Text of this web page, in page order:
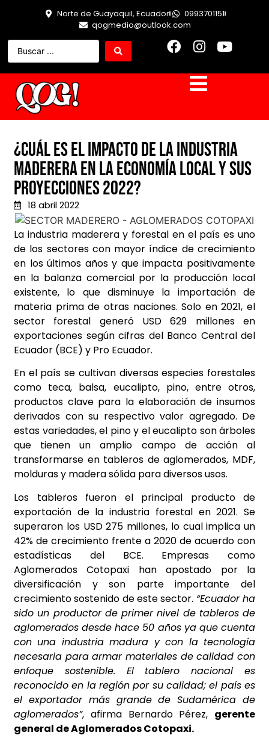
Norte de Guayaquil, Ecuador
0993701151
qogmedio@outlook.com
¿Cuál es el impacto de la industria
maderera en la economía local y sus
proyecciones 2022?
18 abril 2022
La industria maderera y forestal en el país es uno
de los sectores con mayor índice de crecimiento
en los últimos años y que impacta positivamente
en la balanza comercial por la producción local
existente, lo que disminuye la importación de
materia prima de otras naciones. Solo en 2021, el
sector forestal generó USD 629 millones en
exportaciones según cifras del Banco Central del
Ecuador (BCE) y Pro Ecuador.
En el país se cultivan diversas especies forestales
como teca, balsa, eucalipto, pino, entre otros,
productos clave para la elaboración de insumos
derivados con su respectivo valor agregado. De
estas variedades, el pino y el eucalipto son árboles
que tienen un amplio campo de acción al
transformarse en tableros de aglomerados, MDF,
molduras y madera sólida para diversos usos.
Los tableros fueron el principal producto de
exportación de la industria forestal en 2021. Se
superaron los USD 275 millones, lo cual implica un
42% de crecimiento frente a 2020 de acuerdo con
estadísticas del BCE. Empresas como
Aglomerados Cotopaxi han apostado por la
diversificación y son parte importante del
crecimiento sostenido de este sector. “Ecuador ha
sido un productor de primer nivel de tableros de
aglomerados desde hace 50 años ya que cuenta
con una industria madura y con la tecnología
necesaria para armar materiales de calidad con
enfoque sostenible. El tablero nacional es
reconocido en la región por su calidad; el país es
el exportador más grande de Sudamérica de
aglomerados”, afirma Bernardo Pérez, gerente
general de Aglomerados Cotopaxi.